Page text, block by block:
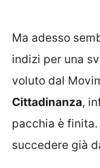
Ma adesso
indizi per una
voluto dal
Cittadinanza,
pacchia è
succedere già